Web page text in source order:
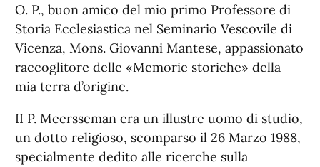
O. P., buon amico del mio primo Professore di
Storia Ecclesiastica nel Seminario Vescovile di
Vicenza, Mons. Giovanni Mantese, appassionato
raccoglitore delle «Memorie storiche» della
mia terra d’origine.
II P. Meersseman era un illustre uomo di studio,
un dotto religioso, scomparso il 26 Marzo 1988,
specialmente dedito alle ricerche sulla